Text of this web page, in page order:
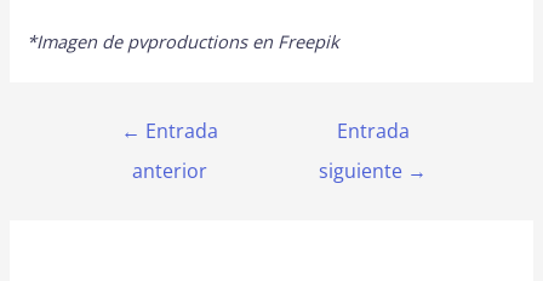
*Imagen de pvproductions en Freepik
Navegación
entradas
← Entrada
anterior
Entrada
siguiente →